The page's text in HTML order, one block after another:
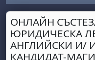
ОНЛАЙН
ЮРИДИЧЕСКА
АНГЛИЙСКИ И/
КАНДИДАТ-